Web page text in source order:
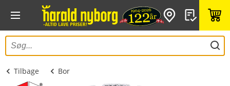
Tilbage Bor